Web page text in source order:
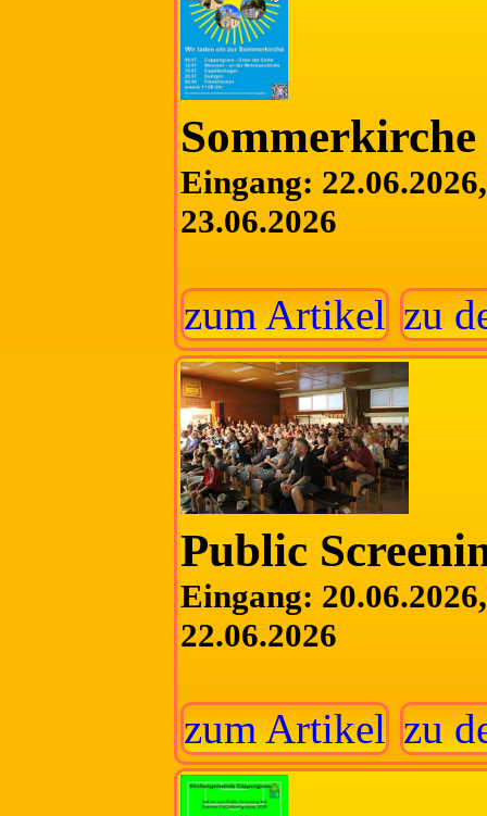
Sommerkirche
Eingang:
23.06.2026
zum Artikel zu
Public
Eingang:
22.06.2026
zum Artikel zu